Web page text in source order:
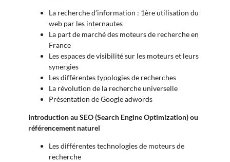
La recherche d’information : 1ère utilisation du
web par les internautes
La part de marché des moteurs de recherche en
France
Les espaces de visibilité sur les moteurs et leurs
synergies
Les différentes typologies de recherches
La révolution de la recherche universelle
Présentation de Google adwords
Introduction au SEO (Search Engine Optimization) ou
référencement naturel
Les différentes technologies de moteurs de
recherche